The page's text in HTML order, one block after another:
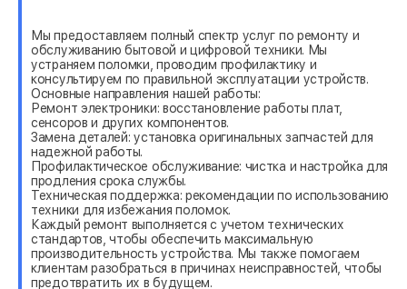
Мы предоставляем полный спектр услуг по ремонту и
обслуживанию бытовой и цифровой техники. Мы
устраняем поломки, проводим профилактику и
консультируем по правильной эксплуатации устройств.
Основные направления нашей работы:
Ремонт электроники: восстановление работы плат,
сенсоров и других компонентов.
Замена деталей: установка оригинальных запчастей для
надежной работы.
Профилактическое обслуживание: чистка и настройка для
продления срока службы.
Техническая поддержка: рекомендации по использованию
техники для избежания поломок.
Каждый ремонт выполняется с учетом технических
стандартов, чтобы обеспечить максимальную
производительность устройства. Мы также помогаем
клиентам разобраться в причинах неисправностей, чтобы
предотвратить их в будущем.